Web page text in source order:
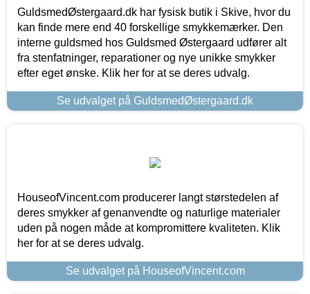
GuldsmedØstergaard.dk har fysisk butik i Skive, hvor du
kan finde mere end 40 forskellige smykkemærker. Den
interne guldsmed hos Guldsmed Østergaard udfører alt
fra stenfatninger, reparationer og nye unikke smykker
efter eget ønske. Klik her for at se deres udvalg.
Se udvalget på GuldsmedØstergaard.dk
HouseofVincent.com producerer langt størstedelen af
deres smykker af genanvendte og naturlige materialer
uden på nogen måde at kompromittere kvaliteten. Klik
her for at se deres udvalg.
Se udvalget på HouseofVincent.com